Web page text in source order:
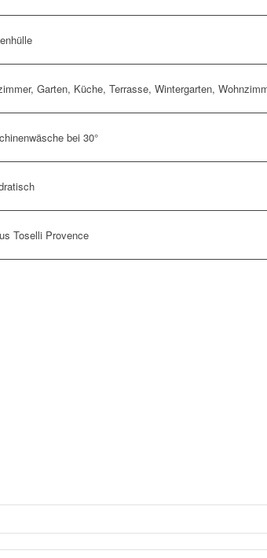
Garten, Küche, Terrasse, Wintergarten,
bei 30°
Toselli Provence